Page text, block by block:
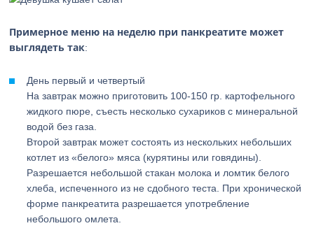
Примерное меню на неделю при панкреатите может
выглядеть так:
День первый и четвертый
На завтрак можно приготовить 100-150 гр. картофельного
жидкого пюре, съесть несколько сухариков с минеральной
водой без газа.
Второй завтрак может состоять из нескольких небольших
котлет из «белого» мяса (курятины или говядины).
Разрешается небольшой стакан молока и ломтик белого
хлеба, испеченного из не сдобного теста. При хронической
форме панкреатита разрешается употребление
небольшого омлета.